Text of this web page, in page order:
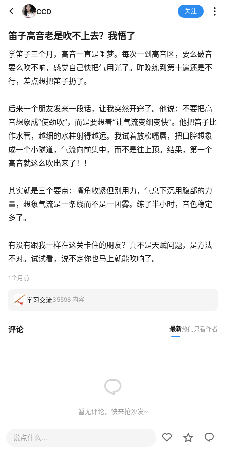
CCD 关注
笛子高音老是吹不上去？我悟了
学笛子三个月，高音一直是噩梦。每次一到高音区，要么破音
要么吹不响，感觉自己快把气用光了。昨晚练到第十遍还是不
行，差点想把笛子扔了。
后来一个朋友发来一段话，让我突然开窍了。他说：不要把高
音想象成“使劲吹”，而是要想着“让气流变细变快”。他把笛子比
作水管，越细的水柱射得越远。我试着放松嘴唇，把口腔想象
成一个小隧道，气流向前集中，而不是往上顶。结果，第一个
高音就这么吹出来了！！
其实就是三个要点：嘴角收紧但别用力，气息下沉用腹部的力
量，想象气流是一条线而不是一团雾。练了半小时，音色稳定
多了。
有没有跟我一样在这关卡住的朋友？真不是天赋问题，是方法
不对。试试看，说不定你也马上就能吹响了。
1个月前
学习交流35598 内容
评论 最新热门 只看作者
暂无评论，快来抢沙发~
说点什么...